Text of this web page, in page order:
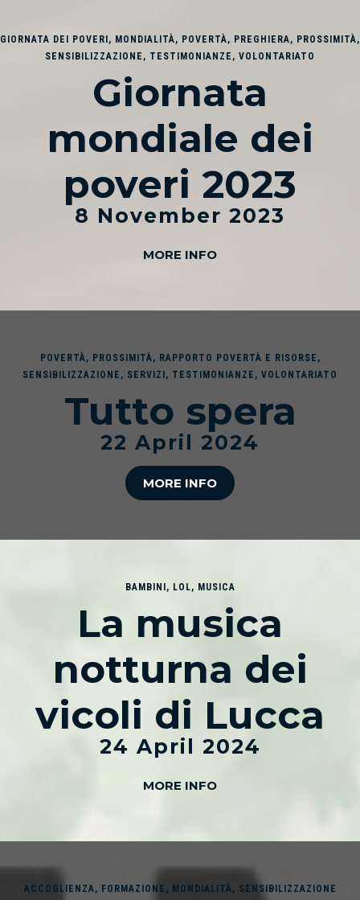
GIORNATA DEI POVERI , MONDIALITÀ, POVERTÀ, PREGHIERA, PROSSIMITÀ,
SENSIBILIZZAZIONE , TESTIMONIANZE , VOLONTARIATO
Giornata
mondiale dei
poveri 2023
8 November 2023
MORE INFO
POVERTÀ, PROSSIMITÀ, RAPPORTO POVERTÀ E RISORSE ,
SENSIBILIZZAZIONE , SERVIZI, TESTIMONIANZE , VOLONTARIATO
Tutto spera
22 April 2024
MORE INFO
BAMBINI , LOL, MUSICA
La musica
notturna dei
vicoli di Lucca
24 April 2024
MORE INFO
ACCOGLIENZA, FORMAZIONE , MONDIALITÀ, SENSIBILIZZAZIONE